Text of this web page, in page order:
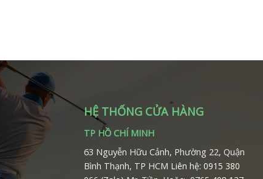
HỆ THỐNG CỬA HÀNG
TP HỒ CHÍ MINH
63 Nguyễn Hữu Cảnh, Phường 22, Quận
Bình Thạnh, TP HCM Liên hệ: 0915 380